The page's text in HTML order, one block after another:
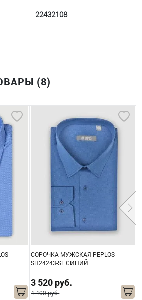
22432108
(8)
СОРОЧКА МУЖСКАЯ PEPLOS
SH24243-SL СИНИЙ
3 520 руб.
4 400 руб.